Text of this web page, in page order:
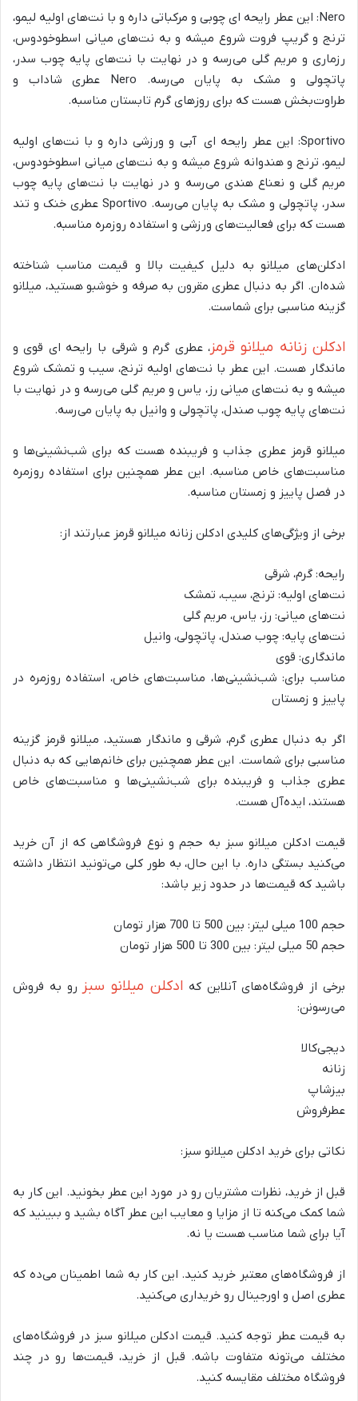
Nero: این عطر رایحه ای چوبی و مرکباتی داره و با نت‌های اولیه لیمو،
ترنج و گریپ فروت شروع میشه و به نت‌های میانی اسطوخودوس،
رزماری و مریم گلی می‌رسه و در نهایت با نت‌های پایه چوب سدر،
پاتچولی و مشک به پایان می‌رسه. Nero عطری شاداب و
طراوت‌بخش هست که برای روزهای گرم تابستان مناسبه.
Sportivo: این عطر رایحه ای آبی و ورزشی داره و با نت‌های اولیه
لیمو، ترنج و هندوانه شروع میشه و به نت‌های میانی اسطوخودوس،
مریم گلی و نعناع هندی می‌رسه و در نهایت با نت‌های پایه چوب
سدر، پاتچولی و مشک به پایان می‌رسه. Sportivo عطری خنک و تند
هست که برای فعالیت‌های ورزشی و استفاده روزمره مناسبه.
ادکلن‌های میلانو به دلیل کیفیت بالا و قیمت مناسب شناخته
شده‌ان. اگر به دنبال عطری مقرون به صرفه و خوشبو هستید، میلانو
گزینه مناسبی برای شماست.
ادکلن زنانه میلانو قرمز، عطری گرم و شرقی با رایحه ای قوی و
ماندگار هست. این عطر با نت‌های اولیه ترنج، سیب و تمشک شروع
میشه و به نت‌های میانی رز، یاس و مریم گلی می‌رسه و در نهایت با
نت‌های پایه چوب صندل، پاتچولی و وانیل به پایان می‌رسه.
میلانو قرمز عطری جذاب و فریبنده هست که برای شب‌نشینی‌ها و
مناسبت‌های خاص مناسبه. این عطر همچنین برای استفاده روزمره
در فصل پاییز و زمستان مناسبه.
برخی از ویژگی‌های کلیدی ادکلن زنانه میلانو قرمز عبارتند از:
رایحه: گرم، شرقی
نت‌های اولیه: ترنج، سیب، تمشک
نت‌های میانی: رز، یاس، مریم گلی
نت‌های پایه: چوب صندل، پاتچولی، وانیل
ماندگاری: قوی
مناسب برای: شب‌نشینی‌ها، مناسبت‌های خاص، استفاده روزمره در
پاییز و زمستان
اگر به دنبال عطری گرم، شرقی و ماندگار هستید، میلانو قرمز گزینه
مناسبی برای شماست. این عطر همچنین برای خانم‌هایی که به دنبال
عطری جذاب و فریبنده برای شب‌نشینی‌ها و مناسبت‌های خاص
هستند، ایده‌آل هست.
قیمت ادکلن میلانو سبز به حجم و نوع فروشگاهی که از آن خرید
می‌کنید بستگی داره. با این حال، به طور کلی می‌تونید انتظار داشته
باشید که قیمت‌ها در حدود زیر باشد:
حجم 100 میلی لیتر: بین 500 تا 700 هزار تومان
حجم 50 میلی لیتر: بین 300 تا 500 هزار تومان
برخی از فروشگاه‌های آنلاین که ادکلن میلانو سبز رو به فروش
می‌رسونن:
دیجی‌کالا
زنانه
بیزشاپ
عطرفروش
نکاتی برای خرید ادکلن میلانو سبز:
قبل از خرید، نظرات مشتریان رو در مورد این عطر بخونید. این کار به
شما کمک می‌کنه تا از مزایا و معایب این عطر آگاه بشید و ببینید که
آیا برای شما مناسب هست یا نه.
از فروشگاه‌های معتبر خرید کنید. این کار به شما اطمینان می‌ده که
عطری اصل و اورجینال رو خریداری می‌کنید.
به قیمت عطر توجه کنید. قیمت ادکلن میلانو سبز در فروشگاه‌های
مختلف می‌تونه متفاوت باشه. قبل از خرید، قیمت‌ها رو در چند
فروشگاه مختلف مقایسه کنید.